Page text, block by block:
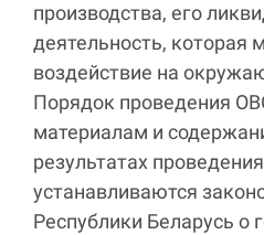
производства, его
деятельность, которая
воздействие на
Порядок проведения
материалам и
результатах
устанавливаются
Республики Беларусь о